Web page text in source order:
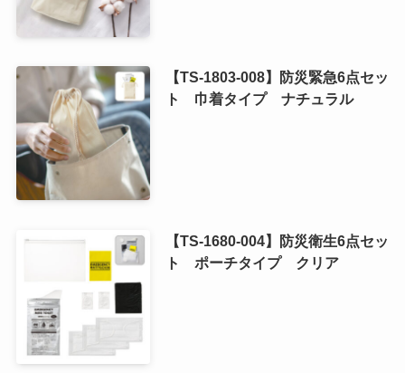
【TS-1803-008】防災緊急6点セッ
ト 巾着タイプ ナチュラル
【TS-1680-004】防災衛生6点セッ
ト ポーチタイプ クリア